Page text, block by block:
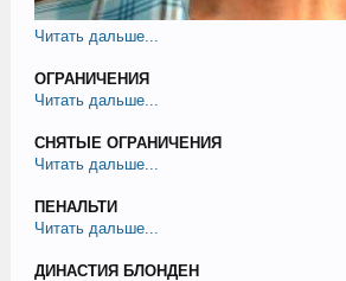
Читать дальше...
ОГРАНИЧЕНИЯ
Читать дальше...
СНЯТЫЕ ОГРАНИЧЕНИЯ
Читать дальше...
ПЕНАЛЬТИ
Читать дальше...
ДИНАСТИЯ БЛОНДЕН